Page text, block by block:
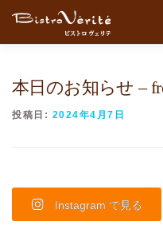
コンテンツへスキップ
本日のお知らせ –
投稿日: 2024年4月7日
Instagram で見る